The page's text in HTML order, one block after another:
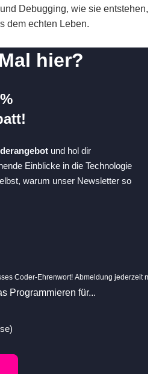
Debugging, wie sie entstehen,
dem echten Leben.
hier?
und hol dir
Einblicke in die Technologie
warum unser Newsletter so
Coder-Ehrenwort! Abmeldung jederzeit
Programmieren für...